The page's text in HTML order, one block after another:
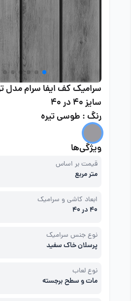
سرامیک کف ایفا سرام مدل
سایز 40 در 40
رنگ : طوسی تیره
ویژگی‌ها
قیمت بر اساس
متر مربع
ابعاد کاشی و سرامیک
40 در 40
نوع جنس سرامیک
پرسلان خاک سفید
نوع لعاب
مات و سطح برجسته